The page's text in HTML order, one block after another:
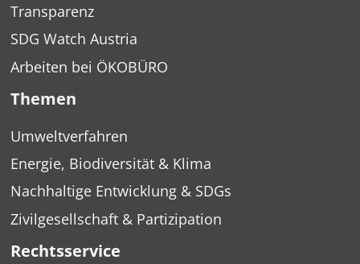
Transparenz
SDG Watch Austria
Arbeiten bei ÖKOBÜRO
Themen
Umweltverfahren
Energie, Biodiversität & Klima
Nachhaltige Entwicklung & SDGs
Zivilgesellschaft & Partizipation
Rechtsservice